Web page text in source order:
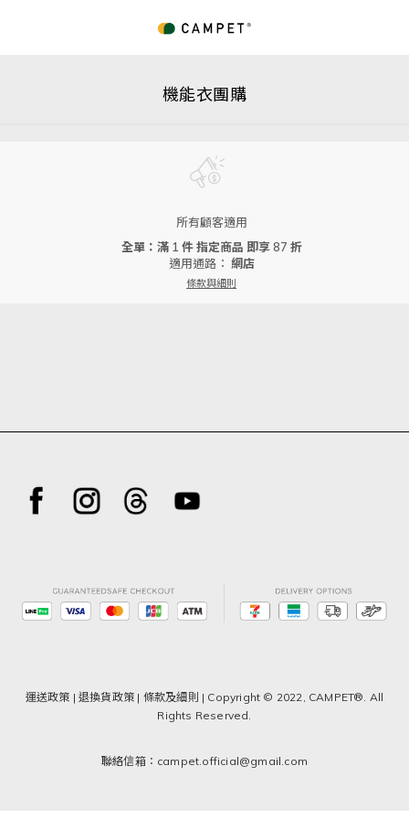
機能衣團購
所有顧客適用
全單：滿 1 件 指定商品 即享 87 折
適用通路： 網店
條款與細則
運送政策 |退換貨政策 | 條款及細則 | Copyright © 2022, CAMPET®. All
Rights Reserved.
聯絡信箱：campet.official@gmail.com